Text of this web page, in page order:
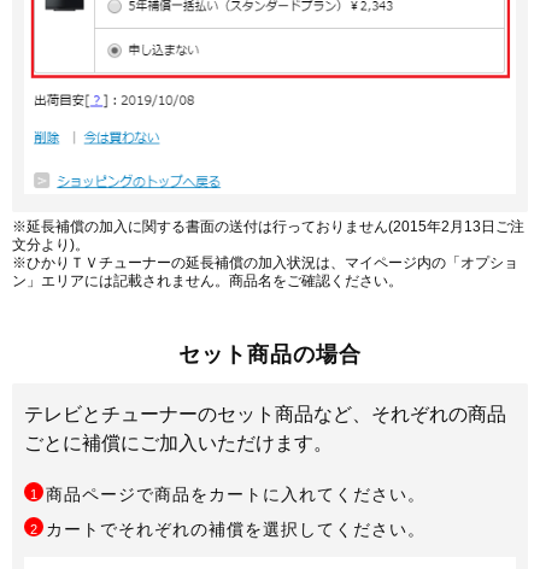
※延長補償の加入に関する書面の送付は行っておりません(2015年2月13日ご注
文分より)。
※ひかりＴＶチューナーの延長補償の加入状況は、マイページ内の「オプショ
ン」エリアには記載されません。商品名をご確認ください。
セット商品の場合
テレビとチューナーのセット商品など、それぞれの商品
ごとに補償にご加入いただけます。
1 商品ページで商品をカートに入れてください。
2 カートでそれぞれの補償を選択してください。